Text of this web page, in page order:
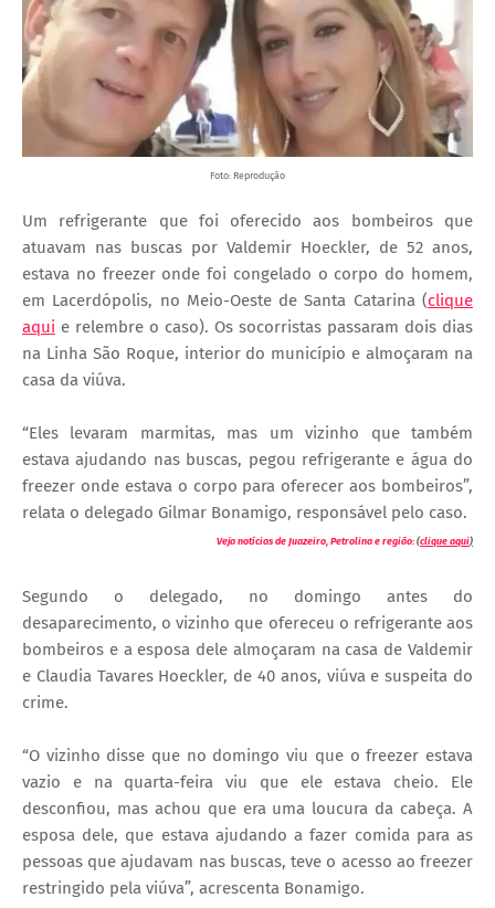
Foto: Reprodução
Um refrigerante que foi oferecido aos bombeiros que
atuavam nas buscas por Valdemir Hoeckler, de 52 anos,
estava no freezer onde foi congelado o corpo do homem,
em Lacerdópolis, no Meio-Oeste de Santa Catarina (clique
aqui e relembre o caso). Os socorristas passaram dois dias
na Linha São Roque, interior do município e almoçaram na
casa da viúva.
“Eles levaram marmitas, mas um vizinho que também
estava ajudando nas buscas, pegou refrigerante e água do
freezer onde estava o corpo para oferecer aos bombeiros”,
relata o delegado Gilmar Bonamigo, responsável pelo caso.
Veja notícias de Juazeiro, Petrolina e região: (clique aqui)
Segundo o delegado, no domingo antes do
desaparecimento, o vizinho que ofereceu o refrigerante aos
bombeiros e a esposa dele almoçaram na casa de Valdemir
e Claudia Tavares Hoeckler, de 40 anos, viúva e suspeita do
crime.
“O vizinho disse que no domingo viu que o freezer estava
vazio e na quarta-feira viu que ele estava cheio. Ele
desconfiou, mas achou que era uma loucura da cabeça. A
esposa dele, que estava ajudando a fazer comida para as
pessoas que ajudavam nas buscas, teve o acesso ao freezer
restringido pela viúva”, acrescenta Bonamigo.